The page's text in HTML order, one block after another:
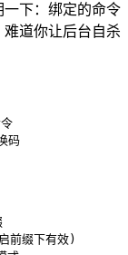
一下：绑定的命令
道你让后台自杀
码
缀下有效)